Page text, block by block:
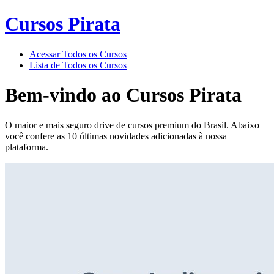
Cursos Pirata
Acessar Todos os Cursos
Lista de Todos os Cursos
Bem-vindo ao Cursos Pirata
O maior e mais seguro drive de cursos premium do Brasil. Abaixo
você confere as 10 últimas novidades adicionadas à nossa
plataforma.